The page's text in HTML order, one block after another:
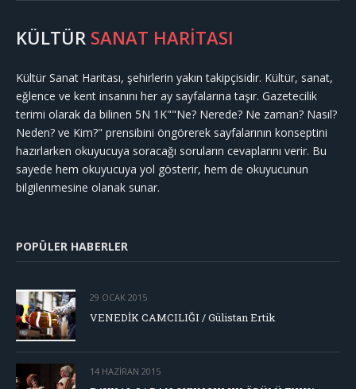
KÜLTÜR SANAT HARİTASI
Kültür Sanat Haritası, şehirlerin yakın takipçisidir. Kültür, sanat,
eğlence ve kent insanını her ay sayfalarına taşır. Gazetecilik
terimi olarak da bilinen 5N 1K""Ne? Nerede? Ne zaman? Nasıl?
Neden? ve Kim?" prensibini öngörerek sayfalarının konseptini
hazırlarken okuyucuya soracağı soruların cevaplarını verir. Bu
sayede hem okuyucuya yol gösterir, hem de okuyucunun
bilgilenmesine olanak sunar.
POPÜLER HABERLER
29 OCAK 2015
VENEDİK CAMCILIĞI / Gülistan Ertik
14 HAZIRAN 2015